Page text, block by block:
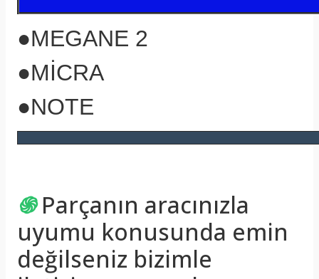
●MEGANE 2
●MİCRA
●NOTE
֍ Parçanın aracınızla
uyumu konusunda emin
değilseniz bizimle